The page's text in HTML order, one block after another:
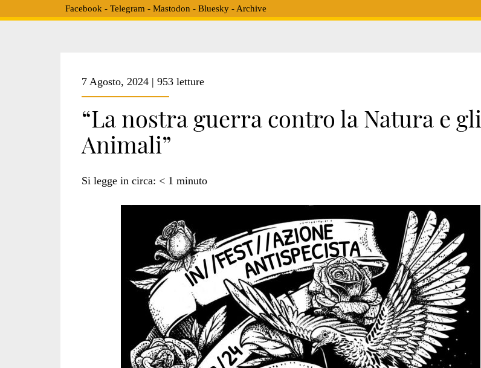
Facebook - Telegram - Mastodon - Bluesky- Archive
<span>evento
antispecista</span>
7 Agosto, 2024 | 953 letture
“La nostra guerra contro la Natura e gli
Animali”
Si legge in circa: < 1 minuto